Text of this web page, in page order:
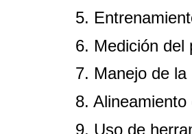
5.
6. Medición del
7. Manejo de
8.
9. Uso de